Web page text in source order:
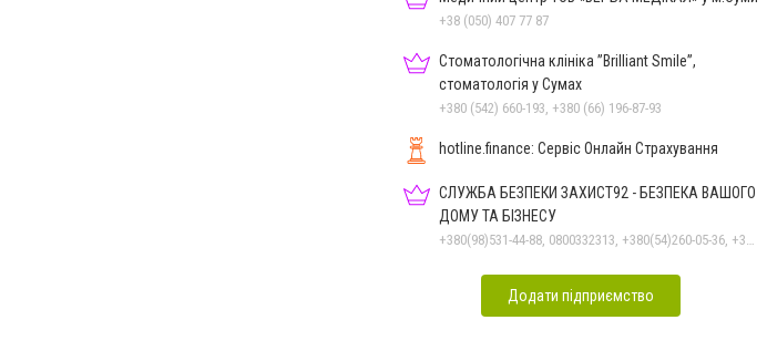
+38 (050) 407 77 87
Стоматологічна клініка ”Brilliant Smile”,
стоматологія у Сумах
+380 (542) 660-193, +380 (66) 196-87-93
hotline.finance: Сервіс Онлайн Страхування
СЛУЖБА БЕЗПЕКИ ЗАХИСТ92 - БЕЗПЕКА ВАШОГО
ДОМУ ТА БІЗНЕСУ
Додати підприємство